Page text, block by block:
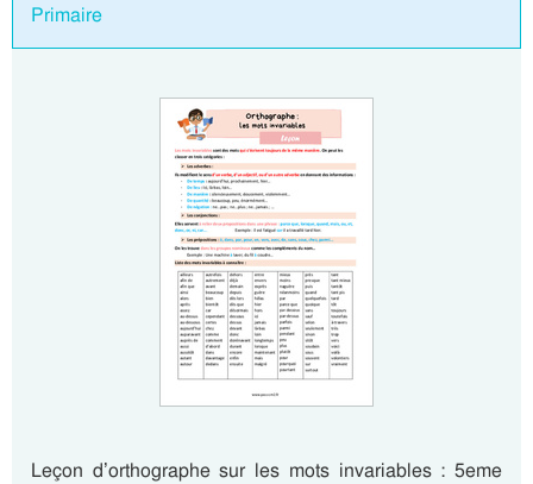
Primaire
Leçon d’orthographe sur les mots invariables : 5eme